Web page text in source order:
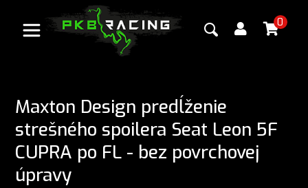
0
Maxton Design predĺženie
strešného spoilera Seat Leon 5F
CUPRA po FL - bez povrchovej
úpravy